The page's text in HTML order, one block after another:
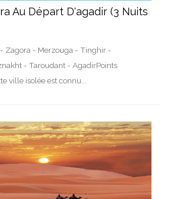
Au Départ D'agadir (3 Nuits
Zagora - Merzouga - Tinghir -
- Taroudant - AgadirPoints
ville isolée est connu...